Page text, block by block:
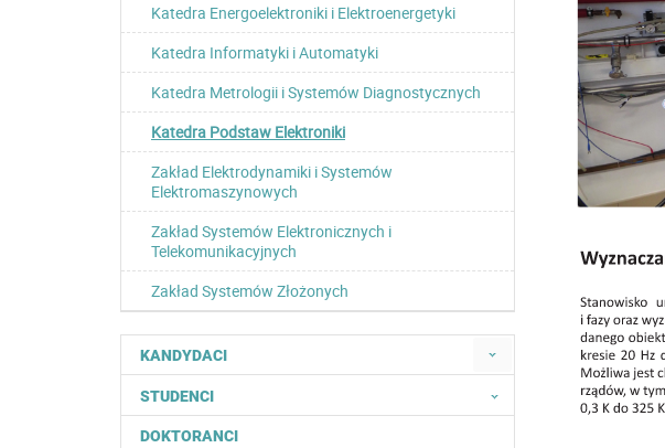
Katedra Energoelektroniki i Elektroenergetyki
Katedra Informatyki i Automatyki
Katedra Metrologii i Systemów Diagnostycznych
Katedra Podstaw Elektroniki
Zakład Elektrodynamiki i Systemów
Elektromaszynowych
Zakład Systemów Elektronicznych i
Telekomunikacyjnych
Zakład Systemów Złożonych
KANDYDACI
STUDENCI
DOKTORANCI